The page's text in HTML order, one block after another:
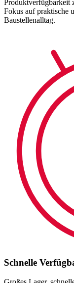
Produktverfügbarkeit
Fokus auf praktische
Baustellenalltag.
Schnelle